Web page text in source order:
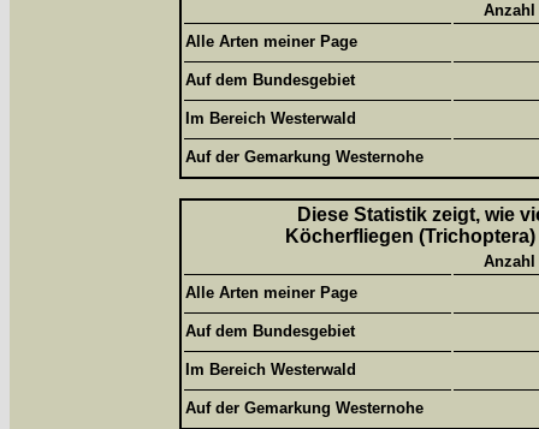
Alle Arten meiner Page
Auf dem Bundesgebiet
Im Bereich Westerwald
Auf der Gemarkung Westernohe
Diese Statistik zeigt, wie
Köcherfliegen
Alle Arten meiner Page
Auf dem Bundesgebiet
Im Bereich Westerwald
Auf der Gemarkung Westernohe